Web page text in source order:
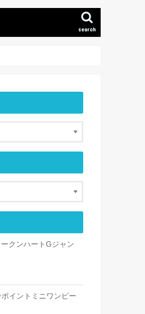
search
クンハートGジャン
イントミニワンピー